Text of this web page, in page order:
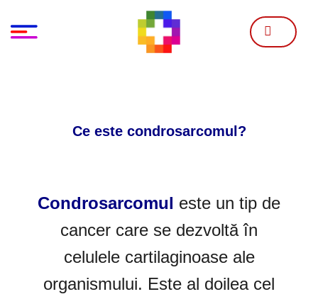
content
Ce este condrosarcomul?
Condrosarcomul este un tip de
cancer care se dezvoltă în
celulele cartilaginoase ale
organismului. Este al doilea cel